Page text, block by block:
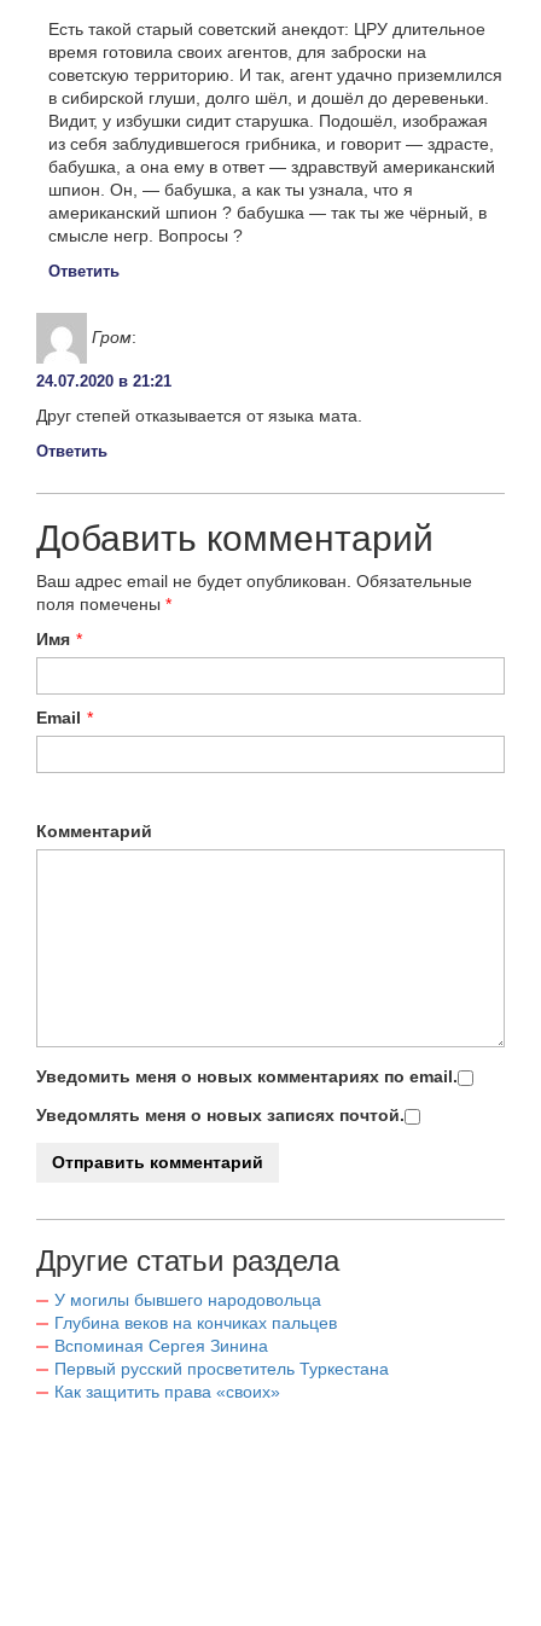
Есть такой старый советский анекдот: ЦРУ длительное
время готовила своих агентов, для заброски на
советскую территорию. И так, агент удачно приземлился
в сибирской глуши, долго шёл, и дошёл до деревеньки.
Видит, у избушки сидит старушка. Подошёл, изображая
из себя заблудившегося грибника, и говорит — здрасте,
бабушка, а она ему в ответ — здравствуй американский
шпион. Он, — бабушка, а как ты узнала, что я
американский шпион ? бабушка — так ты же чёрный, в
смысле негр. Вопросы ?
Ответить
Гром:
24.07.2020 в 21:21
Друг степей отказывается от языка мата.
Ответить
Добавить комментарий
Ваш адрес email не будет опубликован. Обязательные
поля помечены *
Имя *
Email *
Комментарий
Уведомить меня о новых комментариях по email.
Уведомлять меня о новых записях почтой.
Другие статьи раздела
У могилы бывшего народовольца
Глубина веков на кончиках пальцев
Вспоминая Сергея Зинина
Первый русский просветитель Туркестана
Как защитить права «своих»